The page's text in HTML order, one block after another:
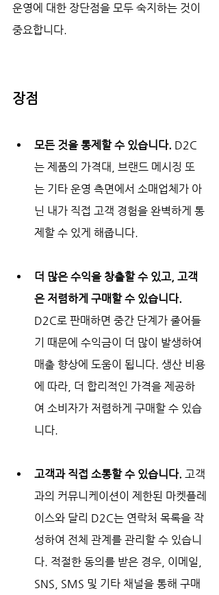
운영에 대한 장단점을 모두 숙지하는 것이
중요합니다.
장점
모든 것을 통제할 수 있습니다. D2C
는 제품의 가격대, 브랜드 메시징 또
는 기타 운영 측면에서 소매업체가 아
닌 내가 직접 고객 경험을 완벽하게 통
제할 수 있게 해줍니다.
더 많은 수익을 창출할 수 있고, 고객
은 저렴하게 구매할 수 있습니다.
D2C로 판매하면 중간 단계가 줄어들
기 때문에 수익금이 더 많이 발생하여
매출 향상에 도움이 됩니다. 생산 비용
에 따라, 더 합리적인 가격을 제공하
여 소비자가 저렴하게 구매할 수 있습
니다.
고객과 직접 소통할 수 있습니다. 고객
과의 커뮤니케이션이 제한된 마켓플레
이스와 달리 D2C는 연락처 목록을 작
성하여 전체 관계를 관리할 수 있습니
다. 적절한 동의를 받은 경우, 이메일,
SNS, SMS 및 기타 채널을 통해 구매